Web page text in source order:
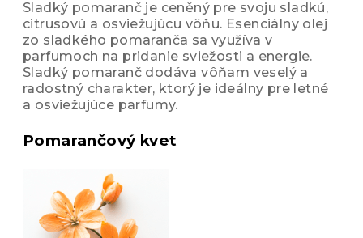
Sladký pomaranč je ceněný pre svoju sladkú,
citrusovú a osviežujúcu vôňu. Esenciálny olej
zo sladkého pomaranča sa využíva v
parfumoch na pridanie sviežosti a energie.
Sladký pomaranč dodáva vôňam veselý a
radostný charakter, ktorý je ideálny pre letné
a osviežujúce parfumy.
Pomarančový kvet